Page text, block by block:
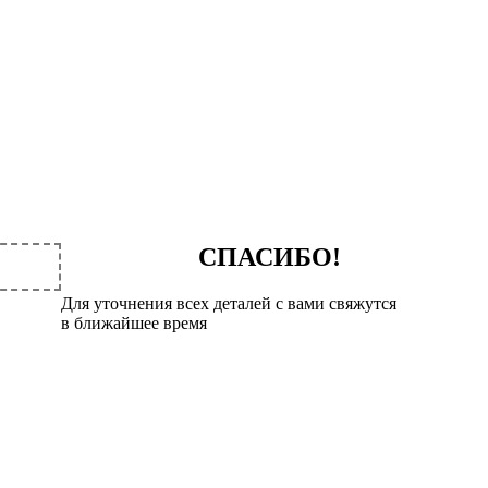
Для уточнения всех деталей с вами свяжутся
в ближайшее время